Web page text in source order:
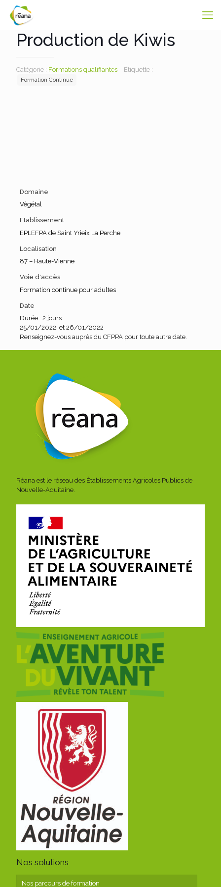
Production de Kiwis
Catégorie : Formations qualifiantes Étiquette :
Formation Continue
Domaine
Végétal
Etablissement
EPLEFPA de Saint Yrieix La Perche
Localisation
87 – Haute-Vienne
Voie d'accès
Formation continue pour adultes
Date
Durée : 2 jours
25/01/2022, et 26/01/2022
Renseignez-vous auprès du CFPPA pour toute autre date.
Réana est le réseau des Établissements Agricoles Publics de
Nouvelle-Aquitaine.
Nos solutions
Nos parcours de formation